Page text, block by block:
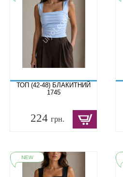
ТОП (42-48) БЛАКИТНИЙ
1745
224 грн.